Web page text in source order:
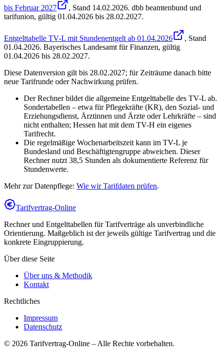
bis Februar 2027
, Stand 14.02.2026. dbb beamtenbund und
tarifunion, gültig 01.04.2026 bis 28.02.2027.
Entgelttabelle TV-L mit Stundenentgelt ab 01.04.2026
, Stand
01.04.2026. Bayerisches Landesamt für Finanzen, gültig
01.04.2026 bis 28.02.2027.
Diese Datenversion gilt bis 28.02.2027; für Zeiträume danach bitte
neue Tarifrunde oder Nachwirkung prüfen.
Der Rechner bildet die allgemeine Entgelttabelle des TV-L ab.
Sondertabellen – etwa für Pflegekräfte (KR), den Sozial- und
Erziehungsdienst, Ärztinnen und Ärzte oder Lehrkräfte – sind
nicht enthalten; Hessen hat mit dem TV-H ein eigenes
Tarifrecht.
Die regelmäßige Wochenarbeitszeit kann im TV-L je
Bundesland und Beschäftigtengruppe abweichen. Dieser
Rechner nutzt 38,5 Stunden als dokumentierte Referenz für
Stundenwerte.
Mehr zur Datenpflege: Wie wir Tarifdaten prüfen.
Tarifvertrag-Online
Rechner und Entgelttabellen für Tarifverträge als unverbindliche
Orientierung. Maßgeblich ist der jeweils gültige Tarifvertrag und die
konkrete Eingruppierung.
Über diese Seite
Über uns & Methodik
Kontakt
Rechtliches
Impressum
Datenschutz
© 2026 Tarifvertrag-Online – Alle Rechte vorbehalten.